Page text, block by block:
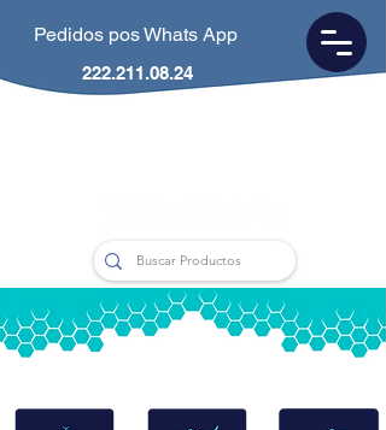
Pedidos pos Whats App
222.211.08.24